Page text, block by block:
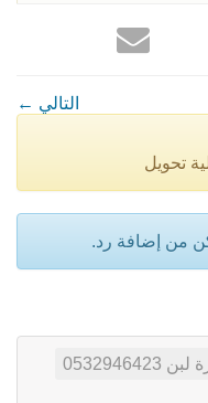
← التالي
تحويل
من إضافة رد.